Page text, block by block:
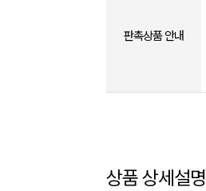
판촉상품 안내
상품 상세설명